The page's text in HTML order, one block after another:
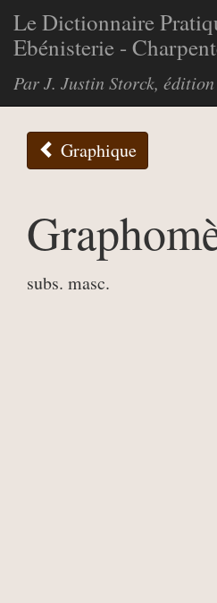
Le Dictionnaire
Ebénisterie -
Par J. Justin Storck,
Graphique
subs. masc.